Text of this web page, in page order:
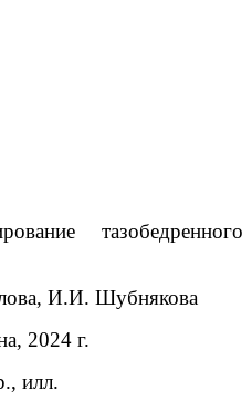
тазобедренного
И.И. Шубнякова
2024 г.
илл.